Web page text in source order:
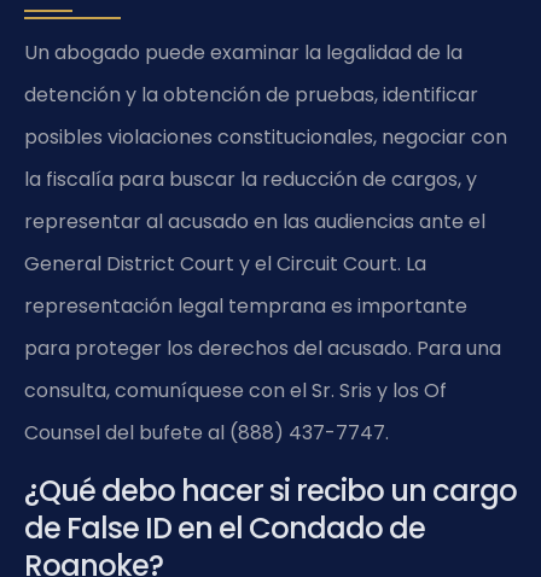
Un abogado puede examinar la legalidad de la
detención y la obtención de pruebas, identificar
posibles violaciones constitucionales, negociar con
la fiscalía para buscar la reducción de cargos, y
representar al acusado en las audiencias ante el
General District Court y el Circuit Court. La
representación legal temprana es importante
para proteger los derechos del acusado. Para una
consulta, comuníquese con el Sr. Sris y los Of
Counsel del bufete al (888) 437-7747.
¿Qué debo hacer si recibo un cargo
de False ID en el Condado de
Roanoke?